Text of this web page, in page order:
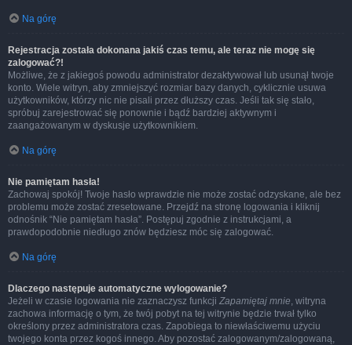
Na górę
Rejestracja została dokonana jakiś czas temu, ale teraz nie mogę się
zalogować?!
Możliwe, że z jakiegoś powodu administrator dezaktywował lub usunął twoje
konto. Wiele witryn, aby zmniejszyć rozmiar bazy danych, cyklicznie usuwa
użytkowników, którzy nic nie pisali przez dłuższy czas. Jeśli tak się stało,
spróbuj zarejestrować się ponownie i bądź bardziej aktywnym i
zaangażowanym w dyskusje użytkownikiem.
Na górę
Nie pamiętam hasła!
Zachowaj spokój! Twoje hasło wprawdzie nie może zostać odzyskane, ale bez
problemu może zostać zresetowane. Przejdź na stronę logowania i kliknij
odnośnik “Nie pamiętam hasła”. Postępuj zgodnie z instrukcjami, a
prawdopodobnie niedługo znów będziesz móc się zalogować.
Na górę
Dlaczego następuje automatyczne wylogowanie?
Jeżeli w czasie logowania nie zaznaczysz funkcji Zapamiętaj mnie, witryna
zachowa informację o tym, że twój pobyt na tej witrynie będzie trwał tylko
określony przez administratora czas. Zapobiega to niewłaściwemu użyciu
twojego konta przez kogoś innego. Aby pozostać zalogowanym/zalogowaną,